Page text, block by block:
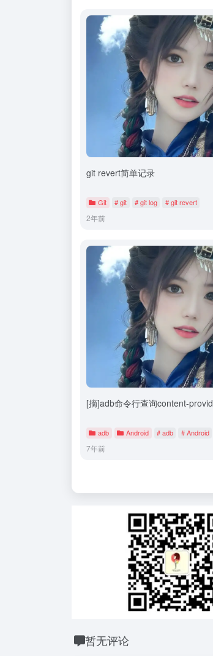
git revert简单记录
Git # git # git log # git revert
2年前
[摘]adb命令行查询content-
adb Android # adb # Android
7年前
暂无评论